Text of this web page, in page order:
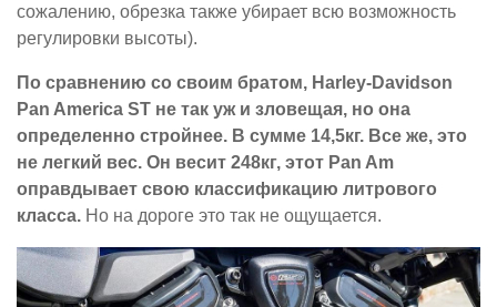
сожалению, обрезка также убирает всю возможность
регулировки высоты).
По сравнению со своим братом, Harley-Davidson
Pan America ST не так уж и зловещая, но она
определенно стройнее. В сумме 14,5кг. Все же, это
не легкий вес. Он весит 248кг, этот Pan Am
оправдывает свою классификацию литрового
класса. Но на дороге это так не ощущается.